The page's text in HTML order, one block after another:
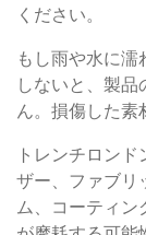
ください。
もし雨や水に
しないと、製
ん。損傷した素
トレンチロン
ザー、ファブリ
ム、コーティン